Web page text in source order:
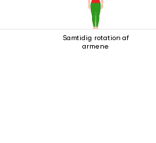
Samtidig rotation af
armene